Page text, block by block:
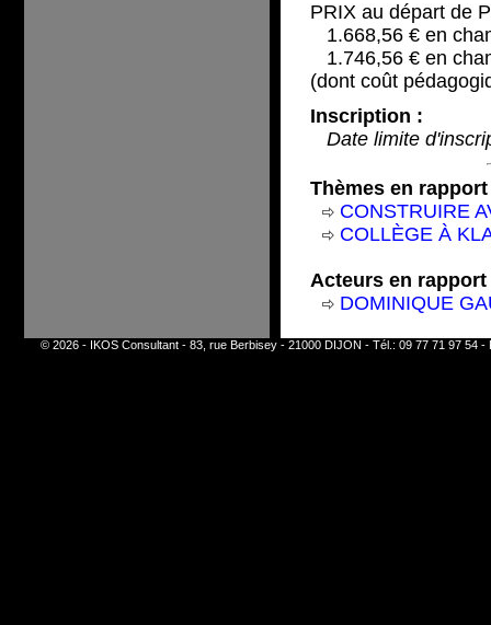
PRIX au départ de
1.668,56 € en
1.746,56 € en
(dont coût
Inscription :
Date limite
Thèmes en
CONSTRUIRE
COLLÈGE À
Acteurs en
DOMINIQUE
© 2026 - IKOS Consultant - 83, rue Berbisey - 21000 DIJON - Tél.: 09 77 71 97 54